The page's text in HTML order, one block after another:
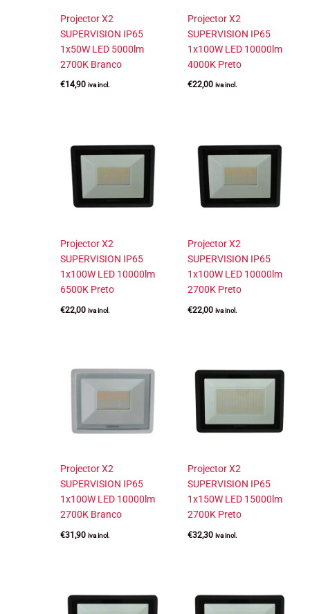
Projector X2
SUPERVISION IP65
1x50W LED 5000lm
2700K Branco
€14,90 iva incl.
Projector X2
SUPERVISION IP65
1x100W LED 10000lm
4000K Preto
€22,00 iva incl.
Projector X2
SUPERVISION IP65
1x100W LED 10000lm
6500K Preto
€22,00 iva incl.
Projector X2
SUPERVISION IP65
1x100W LED 10000lm
2700K Preto
€22,00 iva incl.
Projector X2
SUPERVISION IP65
1x100W LED 10000lm
2700K Branco
€31,90 iva incl.
Projector X2
SUPERVISION IP65
1x150W LED 15000lm
2700K Preto
€32,30 iva incl.